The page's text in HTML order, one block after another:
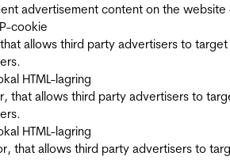
advertisement content on the
cookie
allows third party advertisers to
HTML-lagring
that allows third party advertisers to
HTML-lagring
that allows third party advertisers to